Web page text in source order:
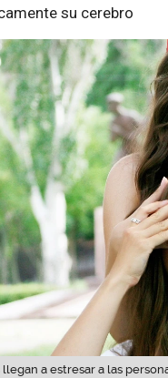
su cerebro
llegan a estresar a las